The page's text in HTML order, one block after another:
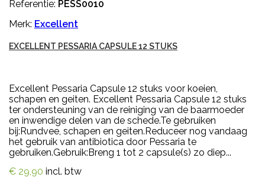
Referentie: PESS0010
Merk: Excellent
EXCELLENT PESSARIA CAPSULE 12 STUKS
Excellent Pessaria Capsule 12 stuks voor koeien,
schapen en geiten. Excellent Pessaria Capsule 12 stuks
ter ondersteuning van de reiniging van de baarmoeder
en inwendige delen van de schede.Te gebruiken
bij:Rundvee, schapen en geiten.Reduceer nog vandaag
het gebruik van antibiotica door Pessaria te
gebruiken.Gebruik:Breng 1 tot 2 capsule(s) zo diep...
€ 29,90 incl. btw